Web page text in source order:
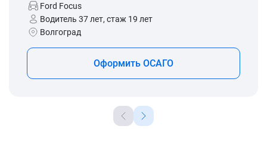
Ford Focus
Водитель 37 лет, стаж 19 лет
Волгоград
Оформить ОСАГО